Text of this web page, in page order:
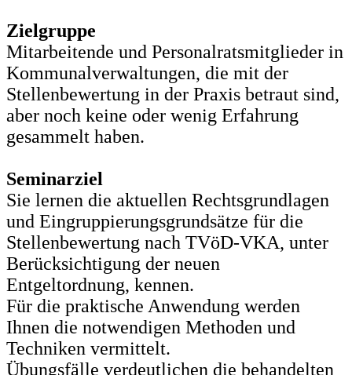
Zielgruppe
Mitarbeitende und Personalratsmitglieder in
Kommunalverwaltungen, die mit der
Stellenbewertung in der Praxis betraut sind,
aber noch keine oder wenig Erfahrung
gesammelt haben.
Seminarziel
Sie lernen die aktuellen Rechtsgrundlagen
und Eingruppierungsgrundsätze für die
Stellenbewertung nach TVöD-VKA, unter
Berücksichtigung der neuen
Entgeltordnung, kennen.
Für die praktische Anwendung werden
Ihnen die notwendigen Methoden und
Techniken vermittelt.
Übungsfälle verdeutlichen die behandelten